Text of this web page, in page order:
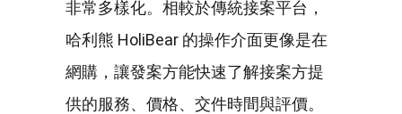
非常多樣化。相較於傳統接案平台，
哈利熊 HoliBear 的操作介面更像是在
網購，讓發案方能快速了解接案方提
供的服務、價格、交件時間與評價。